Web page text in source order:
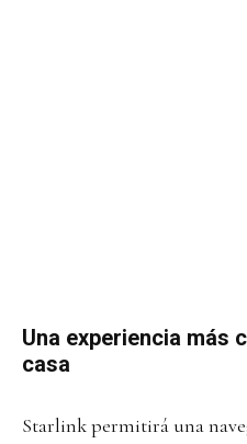
Una experiencia más
casa
Starlink permitirá una